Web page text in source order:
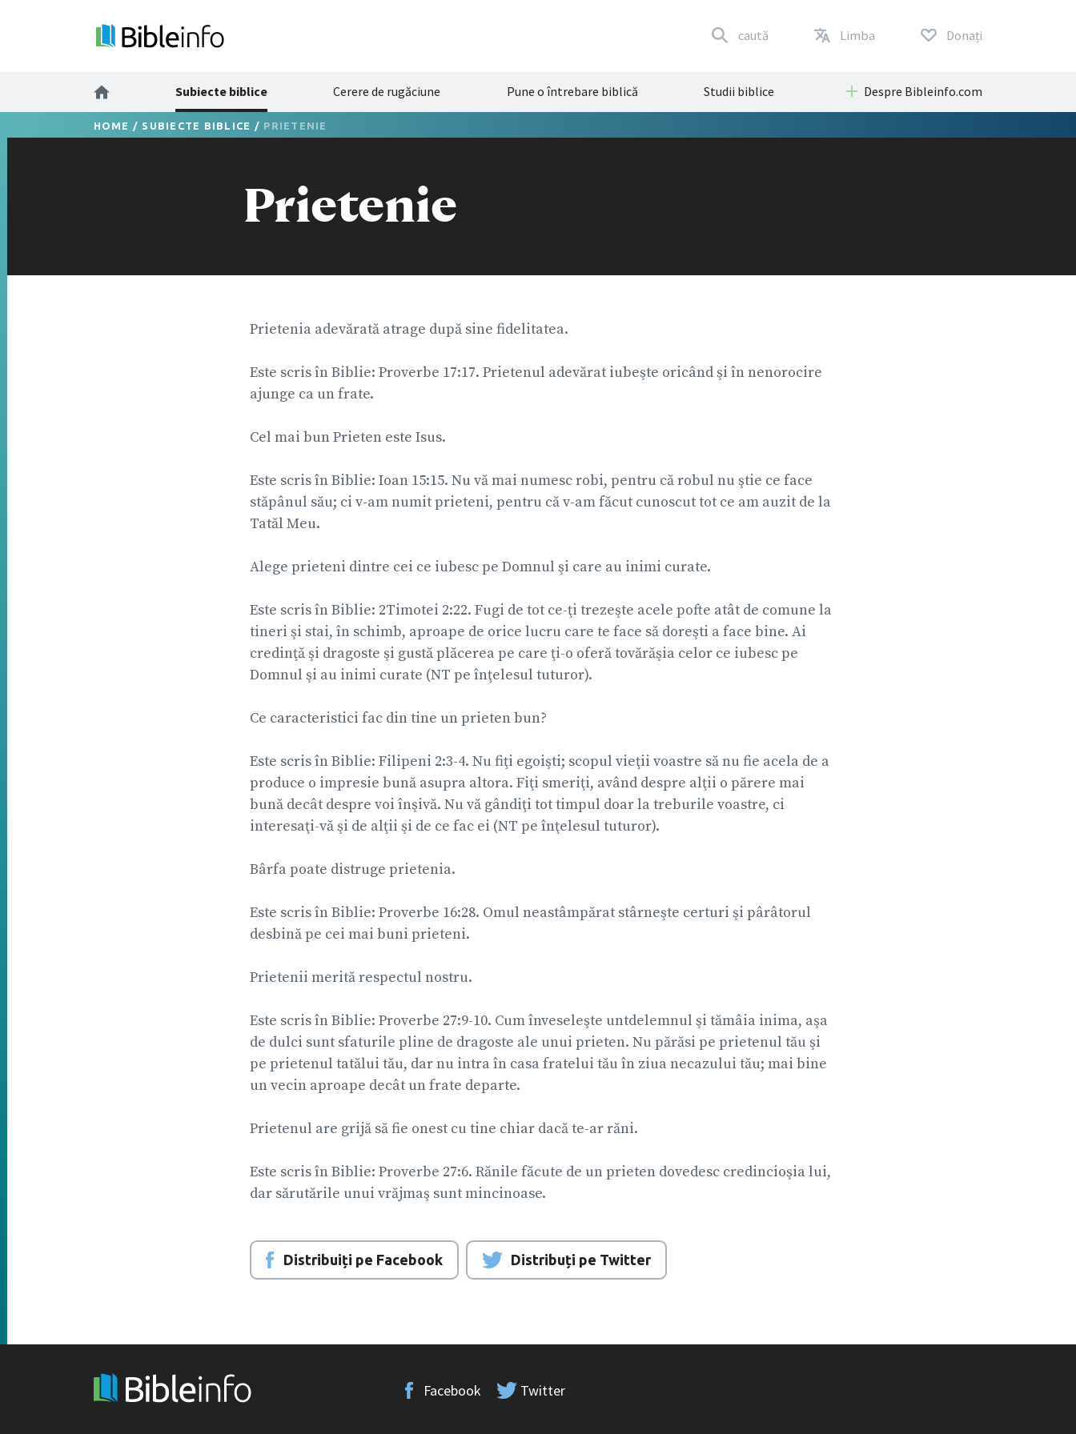
caută Limba Donați
Subiecte biblice Cerere de rugăciune Pune o întrebare biblică Studii biblice Despre Bibleinfo.com
HOME / SUBIECTE BIBLICE / PRIETENIE
Prietenie
Prietenia adevărată atrage după sine fidelitatea.
Este scris în Biblie: Proverbe 17:17. Prietenul adevărat iubeşte oricând şi în nenorocire
ajunge ca un frate.
Cel mai bun Prieten este Isus.
Este scris în Biblie: Ioan 15:15. Nu vă mai numesc robi, pentru că robul nu ştie ce face
stăpânul său; ci v-am numit prieteni, pentru că v-am făcut cunoscut tot ce am auzit de la
Tatăl Meu.
Alege prieteni dintre cei ce iubesc pe Domnul şi care au inimi curate.
Este scris în Biblie: 2Timotei 2:22. Fugi de tot ce-ţi trezeşte acele pofte atât de comune la
tineri şi stai, în schimb, aproape de orice lucru care te face să doreşti a face bine. Ai
credinţă şi dragoste şi gustă plăcerea pe care ţi-o oferă tovărăşia celor ce iubesc pe
Domnul şi au inimi curate (NT pe înţelesul tuturor).
Ce caracteristici fac din tine un prieten bun?
Este scris în Biblie: Filipeni 2:3-4. Nu fiţi egoişti; scopul vieţii voastre să nu fie acela de a
produce o impresie bună asupra altora. Fiţi smeriţi, având despre alţii o părere mai
bună decât despre voi înşivă. Nu vă gândiţi tot timpul doar la treburile voastre, ci
interesaţi-vă şi de alţii şi de ce fac ei (NT pe înţelesul tuturor).
Bârfa poate distruge prietenia.
Este scris în Biblie: Proverbe 16:28. Omul neastâmpărat stârneşte certuri şi pârâtorul
desbină pe cei mai buni prieteni.
Prietenii merită respectul nostru.
Este scris în Biblie: Proverbe 27:9-10. Cum înveseleşte untdelemnul şi tămâia inima, aşa
de dulci sunt sfaturile pline de dragoste ale unui prieten. Nu părăsi pe prietenul tău şi
pe prietenul tatălui tău, dar nu intra în casa fratelui tău în ziua necazului tău; mai bine
un vecin aproape decât un frate departe.
Prietenul are grijă să fie onest cu tine chiar dacă te-ar răni.
Este scris în Biblie: Proverbe 27:6. Rănile făcute de un prieten dovedesc credincioşia lui,
dar sărutările unui vrăjmaş sunt mincinoase.
Distribuiți pe Facebook Distribuți pe Twitter
Facebook Twitter